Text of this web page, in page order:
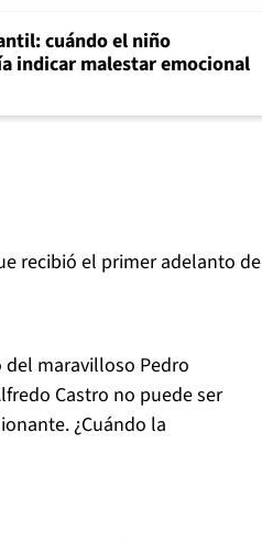
cuándo el niño
malestar emocional
recibió el primer adelanto de
del maravilloso Pedro
Castro no puede ser
¿Cuándo la